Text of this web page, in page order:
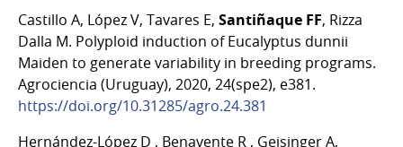
Castillo A, López V, Tavares E, Santiñaque FF, Rizza
Dalla M. Polyploid induction of Eucalyptus dunnii
Maiden to generate variability in breeding programs.
Agrociencia (Uruguay), 2020, 24(spe2), e381.
https://doi.org/10.31285/agro.24.381
Hernández-López D , Benavente R , Geisinger A,